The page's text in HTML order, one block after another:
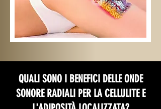
QUALI SONO I BENEFICI DELLE ONDE
SONORE RADIALI PER LA CELLULITE E